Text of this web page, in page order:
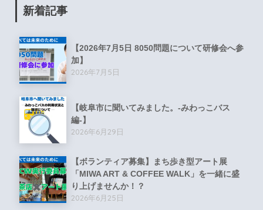
新着記事
【2026年7月5日 8050問題について研修会へ参
加】
2026年7月5日
【岐阜市に聞いてみました。-みわっこバス
編-】
2026年6月29日
【ボランティア募集】まち歩き型アート展
「MIWA ART & COFFEE WALK」を一緒に盛
り上げませんか！？
2026年6月25日